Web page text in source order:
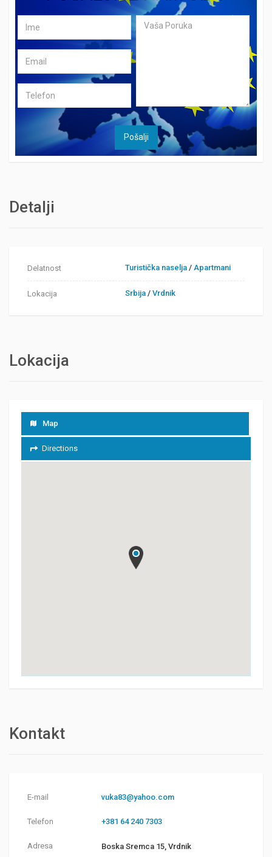
Detalji
Delatnost Turistička naselja / Apartmani
Lokacija Srbija /Vrdnik
Lokacija
Map
Directions
Kontakt
E-mail vuka83@yahoo.com
Telefon +381 64 240 7303
Adresa
Boska Sremca 15, Vrdnik